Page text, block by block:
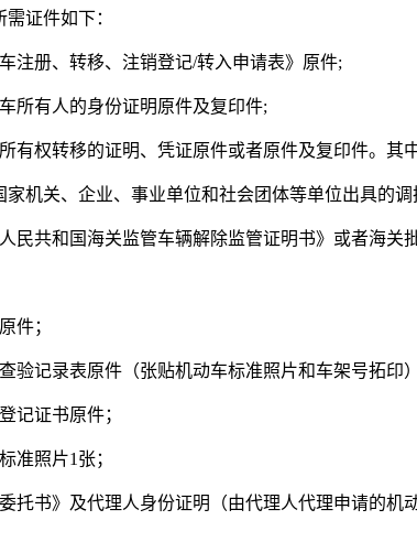
证件如下：
注册、转移、注销登记/转入申请表》原件;
所有人的身份证明原件及复印件;
有权转移的证明、凭证原件或者原件及复印件。其
家机关、企业、事业单位和社会团体等单位出具的调
民共和国海关监管车辆解除监管证明书》或者海关
件；
验记录表原件（张贴机动车标准照片和车架号拓印）
记证书原件；
准照片1张；
托书》及代理人身份证明（由代理人代理申请的机